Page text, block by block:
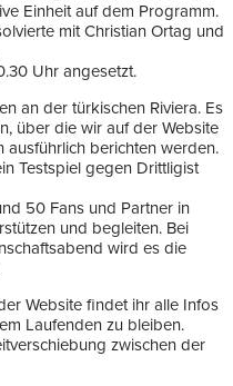
Einheit auf dem Programm.
mit Christian Ortag und
Uhr angesetzt.
an der türkischen Riviera. Es
über die wir auf der Website
ausführlich berichten werden.
Testspiel gegen Drittligist
50 Fans und Partner in
und begleiten. Bei
wird es die
Website findet ihr alle Infos
Laufenden zu bleiben.
zwischen der